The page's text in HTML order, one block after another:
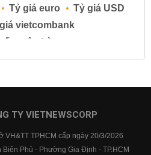
Tỷ giá euro
Tỷ giá USD
vietcombank
ngân hàng
suất tiền gửi
TY VIETNEWSCORP
VH&TT TPHCM cấp ngày 20/3/2026
Phủ - Phường Gia Định - TP.HCM